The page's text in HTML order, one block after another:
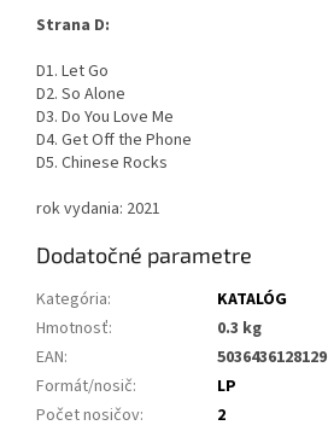
Strana D:
D1. Let Go
D2. So Alone
D3. Do You Love Me
D4. Get Off the Phone
D5. Chinese Rocks
rok vydania: 2021
Dodatočné parametre
Kategória:
KATALÓG
Hmotnosť:
0.3 kg
EAN:
5036436128129
Formát/nosič:
LP
Počet nosičov:
2